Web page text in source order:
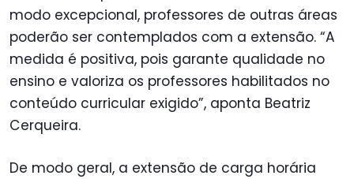
modo excepcional, professores de outras áreas
poderão ser contemplados com a extensão. “A
medida é positiva, pois garante qualidade no
ensino e valoriza os professores habilitados no
conteúdo curricular exigido”, aponta Beatriz
Cerqueira.
De modo geral, a extensão de carga horária